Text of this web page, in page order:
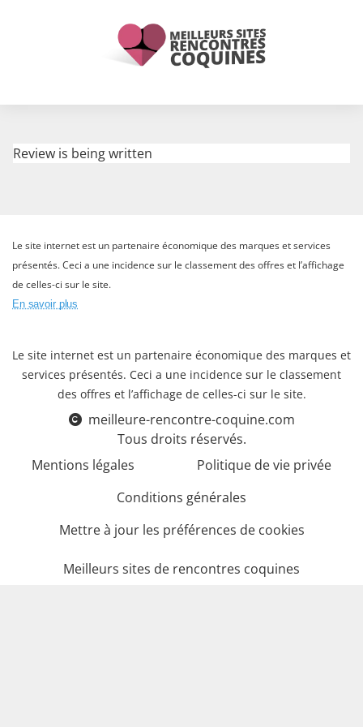
Review is being written
Le site internet est un partenaire économique des marques et services
présentés. Ceci a une incidence sur le classement des offres et l’affichage
de celles-ci sur le site.
En savoir plus
Le site internet est un partenaire économique des marques et
services présentés. Ceci a une incidence sur le classement
des offres et l’affichage de celles-ci sur le site.
meilleure-rencontre-coquine.com
Tous droits réservés.
Mentions légales
Politique de vie privée
Conditions générales
Mettre à jour les préférences de cookies
Meilleurs sites de rencontres coquines